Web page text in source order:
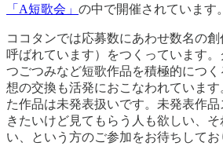
「A短歌会」 の中で開催されています。
ココタンでは応募数にあわせ数名の
呼ばれています）をつくっています
つごつみなど短歌作品を積極的につ
想の交換も活発におこなわれていま
た作品は未発表扱いです。未発表作
きたいけど見てもらう人も欲しい、
い、という方のご参加をお待ちしてお